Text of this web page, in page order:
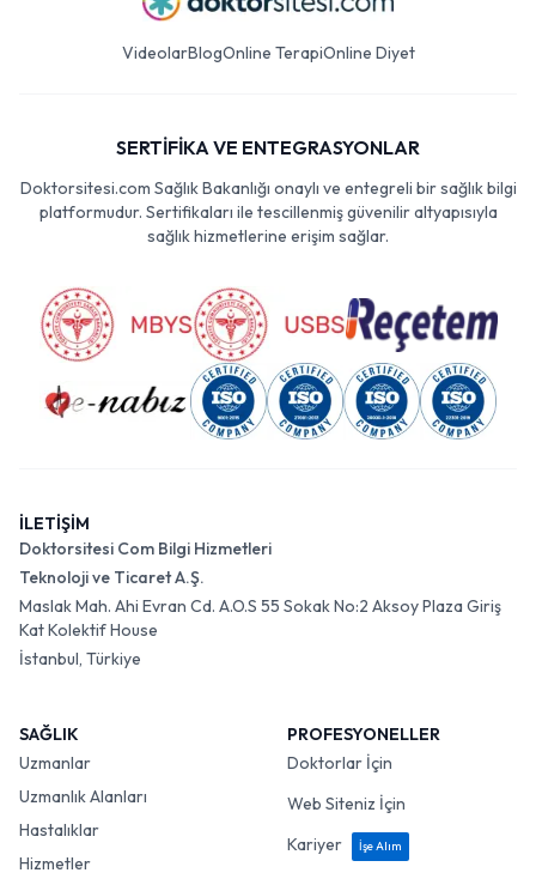
VideolarBlogOnline TerapiOnline Diyet
SERTİFİKA VE ENTEGRASYONLAR
Doktorsitesi.com Sağlık Bakanlığı onaylı ve entegreli bir sağlık bilgi
platformudur. Sertifikaları ile tescillenmiş güvenilir altyapısıyla
sağlık hizmetlerine erişim sağlar.
İLETİŞİM
Doktorsitesi Com Bilgi Hizmetleri
Teknoloji ve Ticaret A.Ş.
Maslak Mah. Ahi Evran Cd. A.O.S 55 Sokak No:2 Aksoy Plaza Giriş
Kat Kolektif House
İstanbul, Türkiye
SAĞLIK
Uzmanlar
Uzmanlık Alanları
Hastalıklar
Hizmetler
PROFESYONELLER
Doktorlar İçin
Web Siteniz İçin
Kariyer
İşe Alım